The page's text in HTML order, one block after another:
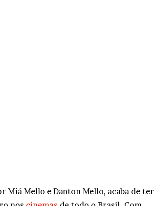
Miá Mello e Danton Mello, acaba de ter